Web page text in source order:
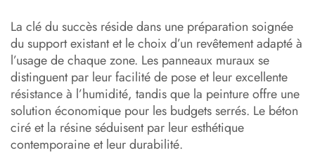
La clé du succès réside dans une préparation soignée
du support existant et le choix d’un revêtement adapté à
l’usage de chaque zone. Les panneaux muraux se
distinguent par leur facilité de pose et leur excellente
résistance à l’humidité, tandis que la peinture offre une
solution économique pour les budgets serrés. Le béton
ciré et la résine séduisent par leur esthétique
contemporaine et leur durabilité.